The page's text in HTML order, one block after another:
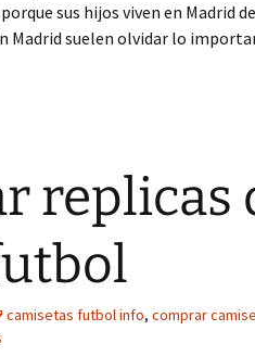
sus hijos viven en Madrid
Madrid suelen olvidar lo
replicas
camisetas futbol info, comprar